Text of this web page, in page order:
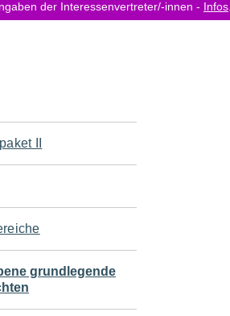
der Interessenvertreter/-innen - Infos
II
grundlegende